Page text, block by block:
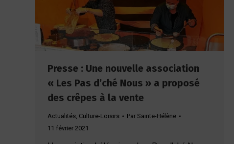
Presse : Une nouvelle association
« Les Pas d’ché Nous » a proposé
des crêpes à la vente
Actualités, Culture-Loisirs Par Sainte-Hélène
11 février 2021